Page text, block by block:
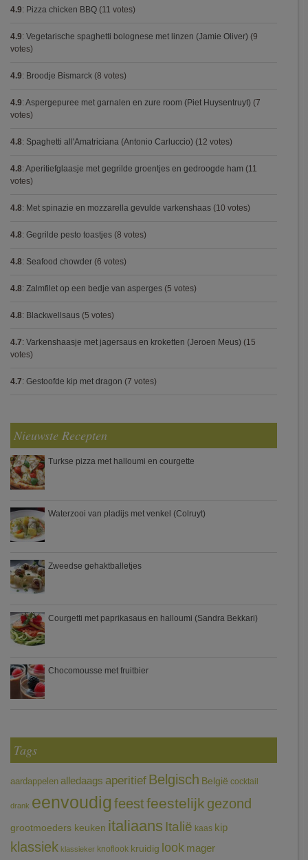
4.9: Pizza chicken BBQ (11 votes)
4.9: Vegetarische spaghetti bolognese met linzen (Jamie Oliver) (9
votes)
4.9: Broodje Bismarck (8 votes)
4.9: Aspergepuree met garnalen en zure room (Piet Huysentruyt) (7
votes)
4.8: Spaghetti all'Amatriciana (Antonio Carluccio) (12 votes)
4.8: Aperitiefglaasje met gegrilde groentjes en gedroogde ham (11
votes)
4.8: Met spinazie en mozzarella gevulde varkenshaas (10 votes)
4.8: Gegrilde pesto toastjes (8 votes)
4.8: Seafood chowder (6 votes)
4.8: Zalmfilet op een bedje van asperges (5 votes)
4.8: Blackwellsaus (5 votes)
4.7: Varkenshaasje met jagersaus en kroketten (Jeroen Meus) (15
votes)
4.7: Gestoofde kip met dragon (7 votes)
Nieuwste Recepten
Turkse pizza met halloumi en courgette
Waterzooi van pladijs met venkel (Colruyt)
Zweedse gehaktballetjes
Courgetti met paprikasaus en halloumi (Sandra Bekkari)
Chocomousse met fruitbier
Tags
aardappelen alledaags aperitief Belgisch België cocktail
drank eenvoudigfeestfeestelijk gezond
grootmoeders keuken italiaans Italië kaas kip
klassiek klassieker knoflook kruidig look mager